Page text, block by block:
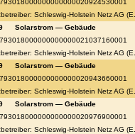
Schleswig-Holstein Netz AG
Solarstrom — Gebäude
Schleswig-Holstein Netz AG
Solarstrom — Gebäude
Schleswig-Holstein Netz AG
Solarstrom — Gebäude
Schleswig-Holstein Netz AG